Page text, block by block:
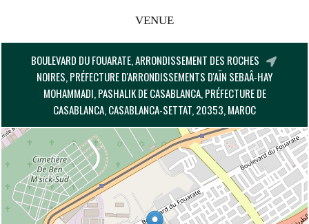
VENUE
BOULEVARD DU FOUARATE, ARRONDISSEMENT DES ROCHES
NOIRES, PRÉFECTURE D'ARRONDISSEMENTS D'AÏN SEBAÂ-HAY
MOHAMMADI, PASHALIK DE CASABLANCA, PRÉFECTURE DE
CASABLANCA, CASABLANCA-SETTAT, 20353, MAROC